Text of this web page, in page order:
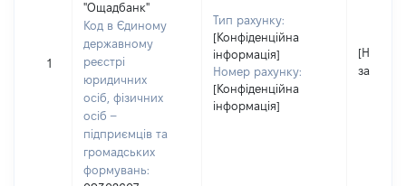
1
"Ощадбанк"
Код в Єдиному
державному
реєстрі
юридичних
осіб, фізичних
осіб –
підприємців та
громадських
формувань:
Тип рахунку:
[Конфіденційна
інформація]
Номер рахунку:
[Конфіденційна
інформація]
[Не